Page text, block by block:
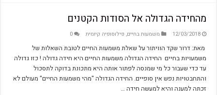
מהחידה הגדולה אל הסודות הקטנים
12/03/2018 משמעות בחיים, פילוסופיה קיומית 0
מאת: דרור שקד הוויתור על שאלת משמעות החיים לטובת השאלות של
משמעויות בחיים החידה הגדולה משמעות החיים היא חידה גדולה ! כזו גדולה
עד כדי שעבור כל מי שמנסה לפתור אותה היא מתכונת בדוקה לתסכול
והתחבטויות נפש אין סופיים. החידה הגדולה "מהי משמעות החיים" מעולם לא
זכתה למענה והיא למעשה חידה …